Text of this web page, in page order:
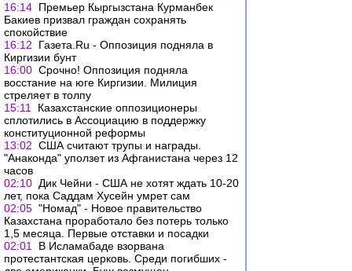
16:14 Премьер Кыргызстана Курманбек
Бакиев призвал граждан сохранять
спокойствие
16:12
Газета.Ru - Оппозиция подняла в
Киргизии бунт
16:00 Срочно! Оппозиция подняла
восстание на юге Киргизии. Милиция
стреляет в толпу
15:11
Казахстанские оппозиционеры
сплотились в Ассоциацию в поддержку
конституционной реформы
13:02 США считают трупы и награды.
"Анаконда" уползет из Афганистана через 12
часов
02:10 Дик Чейни - США не хотят ждать 10-20
лет, пока Саддам Хусейн умрет сам
02:05 "Номад" - Новое правительство
Казахстана проработало без потерь только
1,5 месяца. Первые отставки и посадки
02:01
В Исламабаде взорвана
протестантская церковь. Среди погибших -